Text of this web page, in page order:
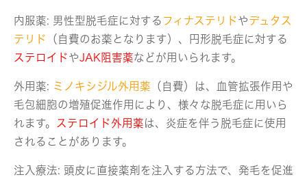
内服薬: 男性型脱毛症に対する フィナステリドやデュタス
テリド
（自費のお薬となります）、円形脱毛症に対する
ステロイドやJAK阻害薬などが用いられます。
外用薬: ミノキシジル外用薬 （自費）は、血管拡張作用や
毛包細胞の増殖促進作用により、様々な脱毛症に用いら
れます。
ステロイド外用薬は、炎症を伴う脱毛症に使用
されることがあります。
注入療法: 頭皮に直接薬剤を注入する方法で、発毛を促進